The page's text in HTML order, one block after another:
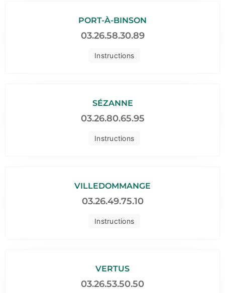
Instructions
PORT-À-BINSON
03.26.58.30.89
Instructions
SÉZANNE
03.26.80.65.95
Instructions
VILLEDOMMANGE
03.26.49.75.10
VERTUS
03.26.53.50.50